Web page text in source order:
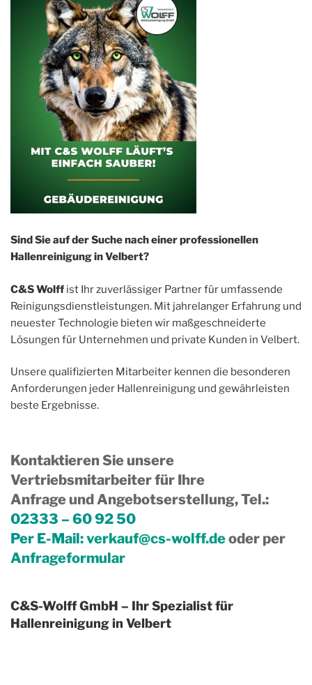
Sind Sie auf der Suche nach einer professionellen
Hallenreinigung in Velbert?
C&S Wolff ist Ihr zuverlässiger Partner für umfassende
Reinigungsdienstleistungen. Mit jahrelanger Erfahrung und
neuester Technologie bieten wir maßgeschneiderte
Lösungen für Unternehmen und private Kunden in Velbert.
Unsere qualifizierten Mitarbeiter kennen die besonderen
Anforderungen jeder Hallenreinigung und gewährleisten
beste Ergebnisse.
Kontaktieren Sie unsere
Vertriebsmitarbeiter für Ihre
Anfrage und Angebotserstellung, Tel.:
02333 – 60 92 50
Per E-Mail:verkauf@cs-wolff.deoder per
Anfrageformular
C&S-Wolff GmbH – Ihr Spezialist für
Hallenreinigung in Velbert